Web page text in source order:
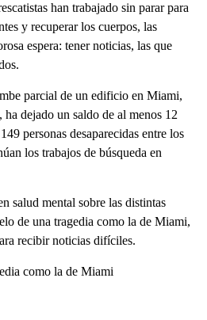
han trabajado sin parar para
y recuperar los cuerpos, las
espera: tener noticias, las que
parcial de un edificio en Miami,
ha dejado un saldo de al menos 12
personas desaparecidas entre los
los trabajos de búsqueda en
salud mental sobre las distintas
de una tragedia como la de Miami,
recibir noticias difíciles.
como la de Miami